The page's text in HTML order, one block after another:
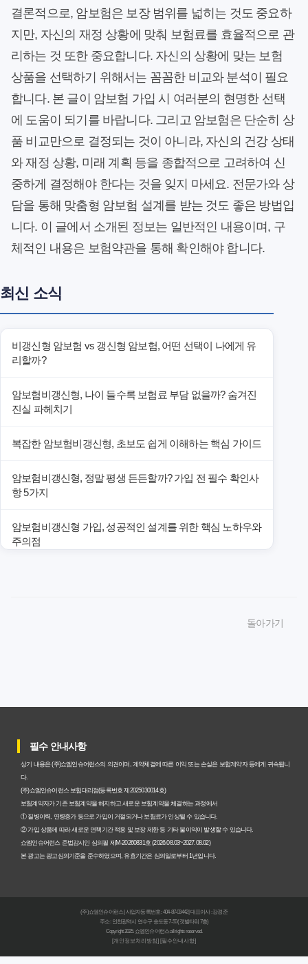
결론적으로, 암보험은 보장 범위를 넓히는 것도 중요하
지만, 자신의 재정 상황에 맞춰 보험료를 효율적으로 관
리하는 것 또한 중요합니다. 자신의 상황에 맞는 보험
상품을 선택하기 위해서는 꼼꼼한 비교와 분석이 필요
합니다. 본 글이 암보험 가입 시 여러분의 현명한 선택
에 도움이 되기를 바랍니다. 그리고 암보험은 단순히 상
품 비교만으로 결정되는 것이 아니라, 자신의 건강 상태
와 재정 상황, 미래 계획 등을 종합적으로 고려하여 신
중하게 결정해야 한다는 것을 잊지 마세요. 전문가와 상
담을 통해 맞춤형 암보험 설계를 받는 것도 좋은 방법입
니다. 이 글에서 소개된 정보는 일반적인 내용이며, 구
체적인 내용은 보험약관을 통해 확인해야 합니다.
최신 소식
비갱신형 암보험 vs 갱신형 암보험, 어떤 선택이 나에게 유
리할까?
암보험비갱신형, 나이 들수록 보험료 부담 없을까? 숨겨진
진실 파헤치기
복잡한 암보험비갱신형, 초보도 쉽게 이해하는 핵심 가이드
암보험비갱신형, 정말 평생 든든할까? 가입 전 필수 확인사
항 5가지
암보험비갱신형 가입, 성공적인 설계를 위한 핵심 노하우와
주의점
갱신형 암보험과 비갱신형, 어떤 차이가 있을까? 내게 맞는
암보험비갱신형, 평생 고정 보험료의 숨겨진 가치와 현명한
선택 기준
암보험 비갱신형, 왜 지금 선택해야 할까요? 미래 보험료 걱
정 끝내는 방법
갱신형 vs 비갱신형 암보험, 당신에게 더 유리한 선택은? 완
돌아가기
필수 안내사항
상기 내용은 (주)쇼엠인슈어런스의 의견이며, 계약체결에 따른 이익 또는 손실은 보험계약자 등에게 귀속됩니
다.
(주)쇼엠인슈어런스 보험대리점(등록번호 제2025030014호)
보험계약자가 기존 보험계약을 해지하고 새로운 보험계약을 체결하는 과정에서
① 질병이력, 연령증가 등으로 가입이 거절되거나 보험료가 인상될 수 있습니다.
② 가입 상품에 따라 새로운 면책기간 적용 및 보장 제한 등 기타 불이익이 발생할 수 있습니다.
쇼엠인슈어런스 준법감시인 심의필 제M-20260831호 (2026.08.03~2027.08.02)
본 광고는 광고심의기준을 준수하였으며, 유효기간은 심의일로부터 1년입니다.
(주)쇼엠인슈어런스 | 사업자등록번호 : 404-87-03442 | 대표이사 : 강경준
주소 : 인천광역시 연수구 송도동 7-50 (갯벌타워 7층)
Copyright 2025. 쇼엠인슈어런스 all rights reserved.
[개인정보처리방침] [필수안내사항]